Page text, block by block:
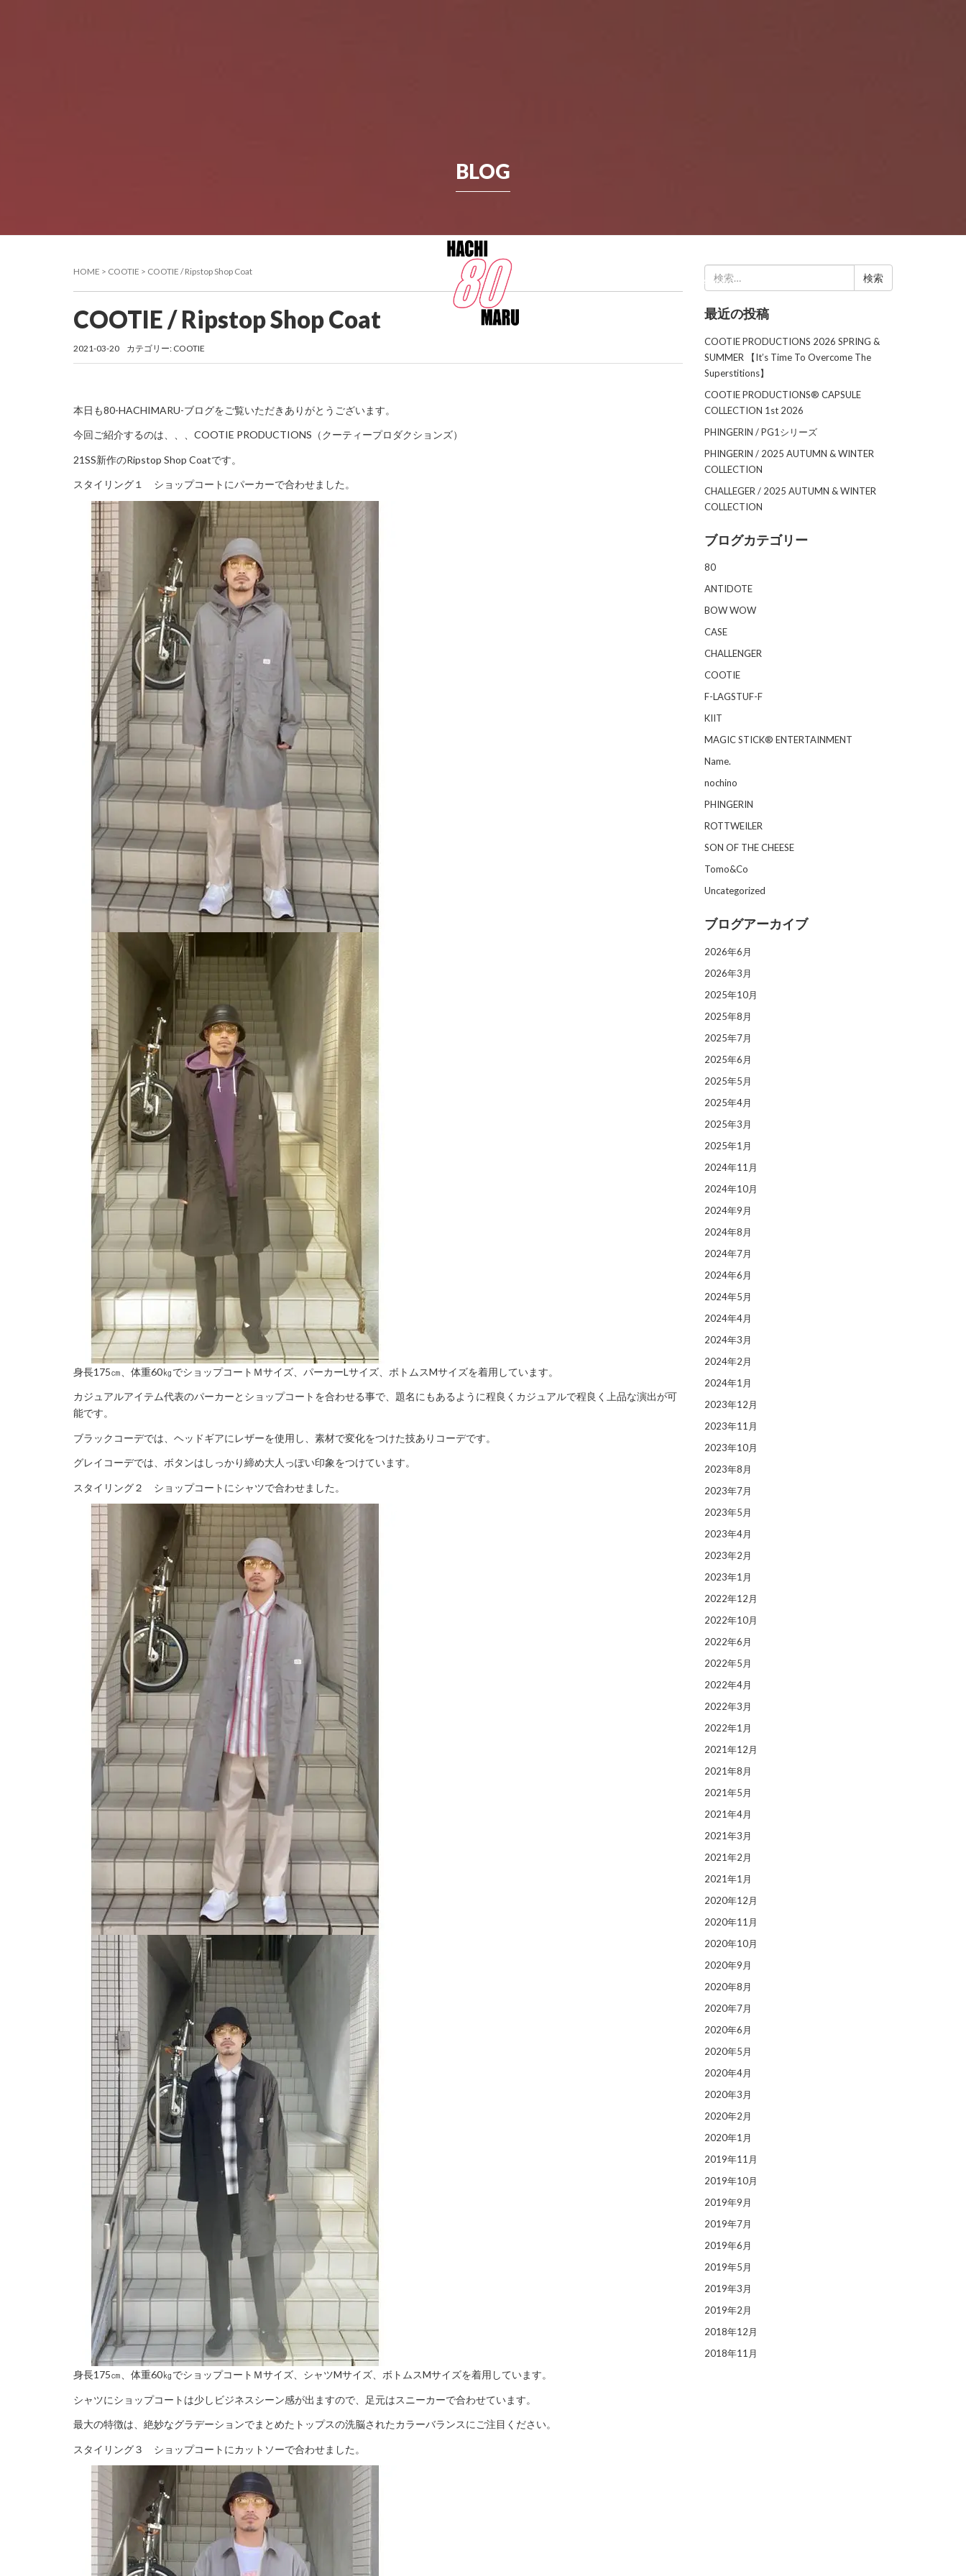
ABOUT
BLOG
HOME > COOTIE > COOTIE / Ripstop Shop Coat
COOTIE / Ripstop Shop Coat
2021-03-20 カテゴリー: COOTIE
本日も80-HACHIMARU-ブログをご覧いただきありがとうございます。
今回ご紹介するのは、、、COOTIE PRODUCTIONS（クーティープロダクションズ）
21SS新作のRipstop Shop Coatです。
スタイリング１ ショップコートにパーカーで合わせました。
身長175㎝、体重60㎏でショップコートＭサイズ、パーカーLサイズ、ボトムスMサイズを着用しています。
カジュアルアイテム代表のパーカーとショップコートを合わせる事で、題名にもあるように程良くカジュアルで程良く上品な演出が可
能です。
ブラックコーデでは、ヘッドギアにレザーを使用し、素材で変化をつけた技ありコーデです。
グレイコーデでは、ボタンはしっかり締め大人っぽい印象をつけています。
スタイリング２ ショップコートにシャツで合わせました。
身長175㎝、体重60㎏でショップコートＭサイズ、シャツMサイズ、ボトムスMサイズを着用しています。
シャツにショップコートは少しビジネスシーン感が出ますので、足元はスニーカーで合わせています。
最大の特徴は、絶妙なグラデーションでまとめたトップスの洗脳されたカラーバランスにご注目ください。
スタイリング３ ショップコートにカットソーで合わせました。
索:
最近の投稿
COOTIE PRODUCTIONS 2026 SPRING &
SUMMER 【It’s Time To Overcome The
Superstitions】
COOTIE PRODUCTIONS®︎ CAPSULE
COLLECTION 1st 2026
PHINGERIN / PG1シリーズ
PHINGERIN / 2025 AUTUMN & WINTER
COLLECTION
CHALLEGER / 2025 AUTUMN & WINTER
COLLECTION
ブログカテゴリー
80
ANTIDOTE
BOW WOW
CASE
CHALLENGER
COOTIE
F-LAGSTUF-F
KIIT
MAGIC STICK® ENTERTAINMENT
Name.
nochino
PHINGERIN
ROTTWEILER
SON OF THE CHEESE
Tomo&Co
Uncategorized
ブログアーカイブ
2026年6月
2026年3月
2025年10月
2025年8月
2025年7月
2025年6月
2025年5月
2025年4月
2025年3月
2025年1月
2024年11月
2024年10月
2024年9月
2024年8月
2024年7月
2024年6月
2024年5月
2024年4月
2024年3月
2024年2月
2024年1月
2023年12月
2023年11月
2023年10月
2023年8月
2023年7月
2023年5月
2023年4月
2023年2月
2023年1月
2022年12月
2022年10月
2022年6月
2022年5月
2022年4月
2022年3月
2022年1月
2021年12月
2021年8月
2021年5月
2021年4月
2021年3月
2021年2月
2021年1月
2020年12月
2020年11月
2020年10月
2020年9月
2020年8月
2020年7月
2020年6月
2020年5月
2020年4月
2020年3月
2020年2月
2020年1月
2019年11月
2019年10月
2019年9月
2019年7月
2019年6月
2019年5月
2019年3月
2019年2月
2018年12月
2018年11月